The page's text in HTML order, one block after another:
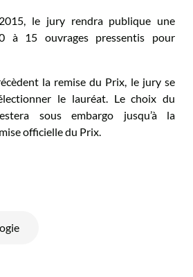
le jury rendra publique une
à 15 ouvrages pressentis pour
la remise du Prix, le jury se
le lauréat. Le choix du
sous embargo jusqu’à la
officielle du Prix.